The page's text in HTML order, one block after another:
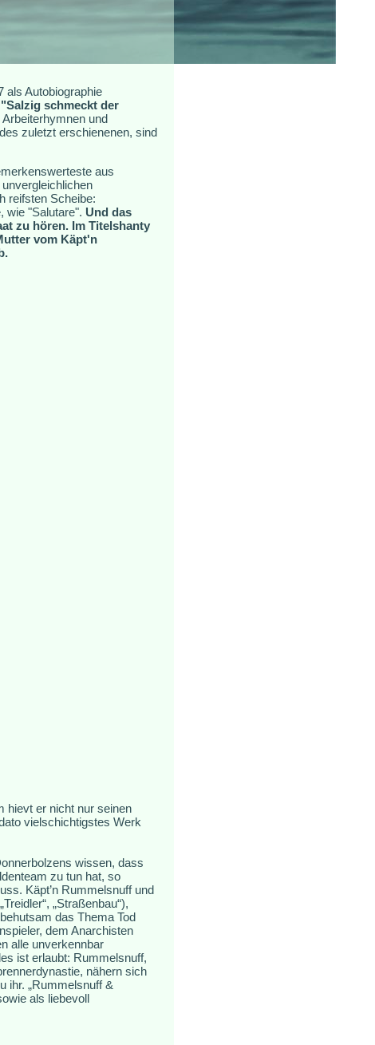
als Autobiographie
"Salzig schmeckt der
und
zuletzt erschienenen, sind
aus
reifsten Scheibe:
wie "Salutare". Und das
zu hören. Im Titelshanty
vom Käpt'n
hievt er nicht nur seinen
vielschichtigstes Werk
wissen, dass
zu tun hat, so
Käpt’n Rummelsnuff und
„Straßenbau“),
das Thema Tod
dem Anarchisten
alle unverkennbar
ist erlaubt: Rummelsnuff,
nähern sich
ihr. „Rummelsnuff &
als liebevoll